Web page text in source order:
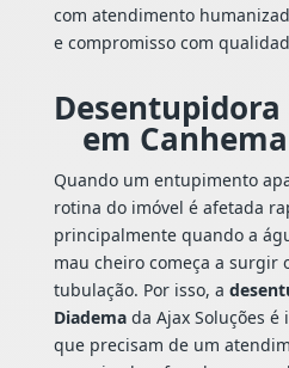
com atendimento
e compromisso com
em
Quando um entupimento
rotina do imóvel é afetada
principalmente quando a
mau cheiro começa a surgir
tubulação. Por isso, a
Diademada Ajax Soluções é
que precisam de um